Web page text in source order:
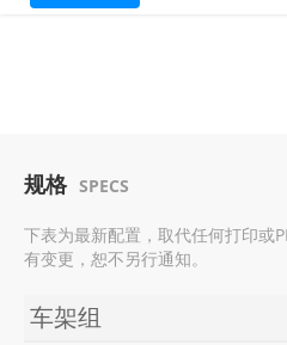
规格 SPECS
下表为最新配置，取代任何打印或
有变更，恕不另行通知。
车架组